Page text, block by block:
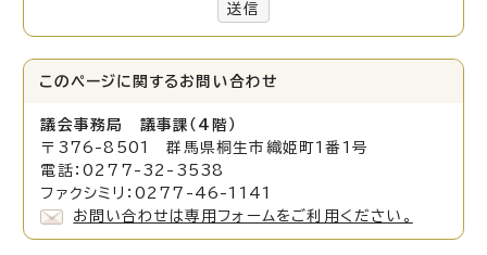
送信
このページに関する お問い合わせ
議会事務局 議事課（4階）
〒376-8501 群馬県桐生市織姫町1番1号
電話：0277-32-3538
ファクシミリ：0277-46-1141
お問い合わせは専用フォームをご利用ください。